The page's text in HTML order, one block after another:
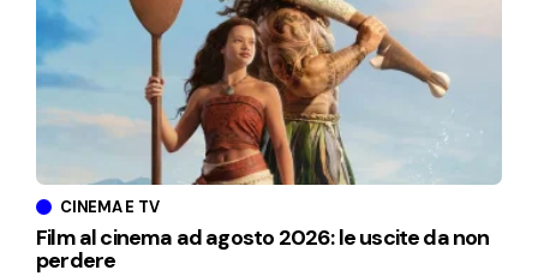
CINEMA E TV
Film al cinema ad agosto 2026: le uscite da non
perdere